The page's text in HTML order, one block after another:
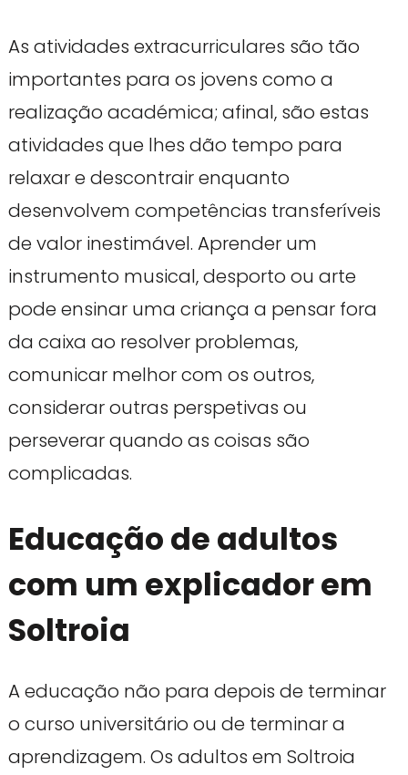
As atividades extracurriculares são tão
importantes para os jovens como a
realização académica; afinal, são estas
atividades que lhes dão tempo para
relaxar e descontrair enquanto
desenvolvem competências transferíveis
de valor inestimável. Aprender um
instrumento musical, desporto ou arte
pode ensinar uma criança a pensar fora
da caixa ao resolver problemas,
comunicar melhor com os outros,
considerar outras perspetivas ou
perseverar quando as coisas são
complicadas.
Educação de adultos
com um explicador em
Soltroia
A educação não para depois de terminar
o curso universitário ou de terminar a
aprendizagem. Os adultos em Soltroia